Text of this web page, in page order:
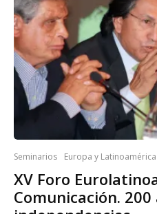
Seminarios Europa y Latinoamérica
XV Foro
Comunicación. 200